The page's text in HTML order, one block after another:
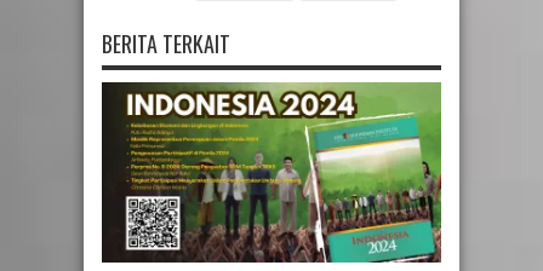
BERITA TERKAIT